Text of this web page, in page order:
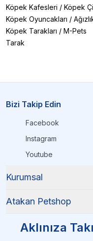
Köpek Kafesleri / Köpek
Köpek Oyuncakları /
Köpek Tarakları / M-Pets
Tarak
Bizi Takip Edin
Facebook
Instagram
Youtube
Kurumsal
Atakan Petshop
Aklınıza